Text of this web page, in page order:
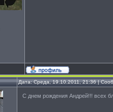
Дата: Среда, 19.10.2011, 21:36 |
С днем рождения Андрей!!! всех